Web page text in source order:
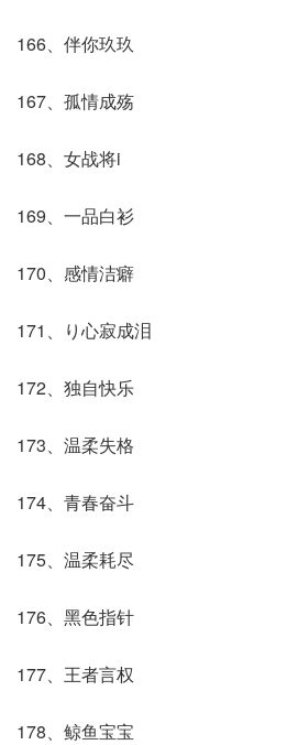
166、伴你玖玖
167、孤情成殇
168、女战将i
169、一品白衫
170、感情洁癖
171、り心寂成泪
172、独自快乐
173、温柔失格
174、青春奋斗
175、温柔耗尽
176、黑色指针
177、王者言权
178、鲸鱼宝宝